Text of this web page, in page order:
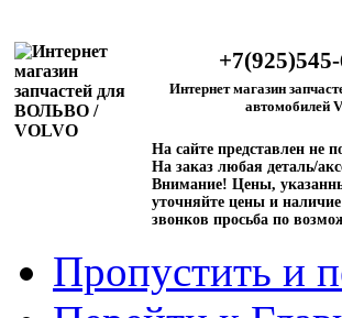
Интернет магазин
автомобилей
На сайте представлен не
На заказ любая деталь/
Внимание! Цены,
уточняйте цены и
звонков просьба по
Пропустить и